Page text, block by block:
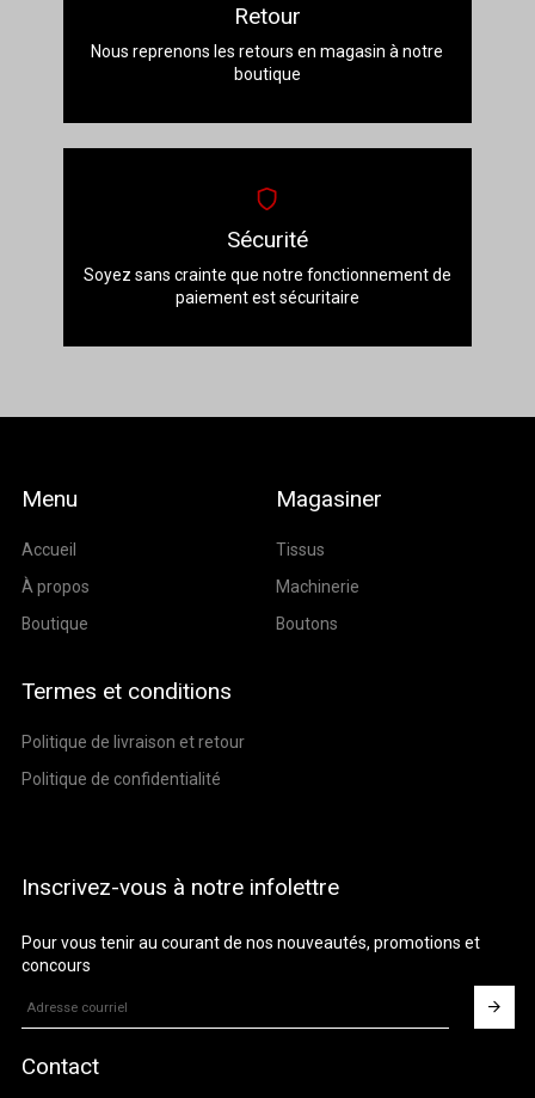
Retour
Nous reprenons les retours en magasin à notre
boutique
Sécurité
Soyez sans crainte que notre fonctionnement de
paiement est sécuritaire
Menu
Accueil
À propos
Boutique
Magasiner
Tissus
Machinerie
Boutons
Termes et conditions
Politique de livraison et retour
Politique de confidentialité
Inscrivez-vous à notre infolettre
Pour vous tenir au courant de nos nouveautés, promotions et
concours
Contact